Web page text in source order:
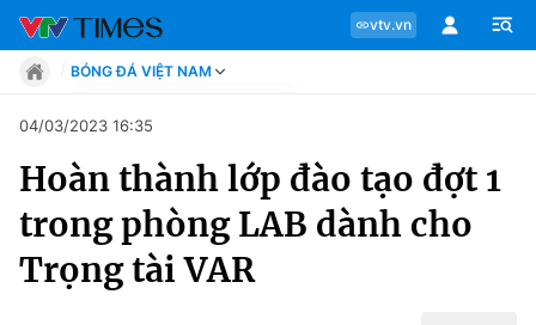
vtv.vn
Chuyên mục
Tin tức
BÓNG ĐÁ VIỆT NAM
Move
Phong cách
Sự kiện
Bóng đá
Thể thao điện tử
04/03/2023 16:35
Hoàn thành lớp đào tạo đợt 1
trong phòng LAB dành cho
Trọng tài VAR